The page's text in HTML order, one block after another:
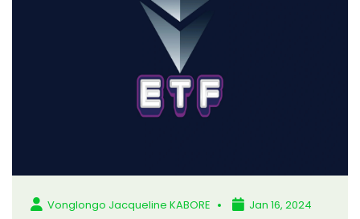
Vonglongo Jacqueline KABORE Jan 16, 2024